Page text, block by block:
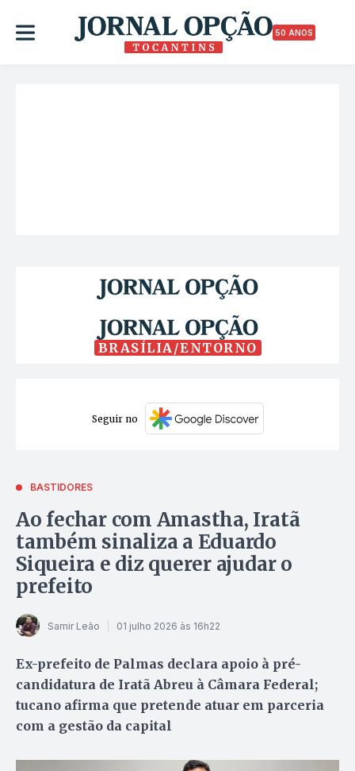
50 ANOS
BRASÍLIA/ENTORNO
Seguir no
BASTIDORES
Ao fechar com Amastha, Iratã
também sinaliza a Eduardo
Siqueira e diz querer ajudar o
prefeito
Samir Leão 01 julho 2026 às 16h22
Ex-prefeito de Palmas declara apoio à pré-
candidatura de Iratã Abreu à Câmara Federal;
tucano afirma que pretende atuar em parceria
com a gestão da capital